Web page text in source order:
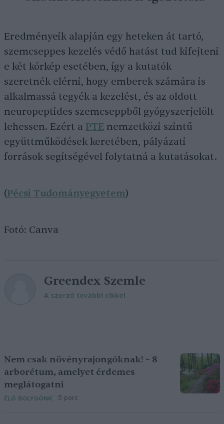
Eredményeik alapján egy heteken át tartó,
szemcseppes kezelés védő hatást tud kifejteni
e két kórkép esetében, így a kutatók
szeretnék elérni, hogy emberek számára is
alkalmassá tegyék a kezelést, és az oldott
neuropeptides szemcseppből gyógyszerjelölt
lehessen. Ezért a PTE nemzetközi szintű
együttműködések keretében, pályázati
források segítségével folytatná a kutatásokat.
(Pécsi Tudományegyetem)
Fotó: Canva
Greendex Szemle
A szerző további cikkei
Nem csak növényrajongóknak! – 8
arborétum, amelyet érdemes
meglátogatni
ÉLŐ BOLYGÓNK 5 perc